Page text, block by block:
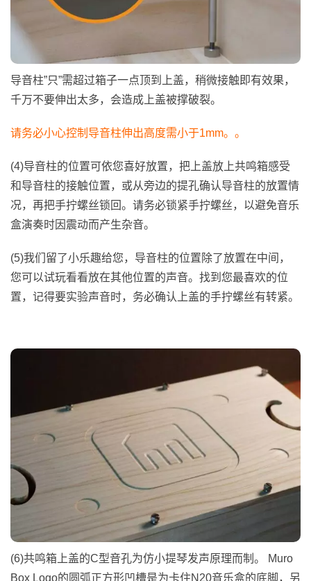
导音柱”只”需超过箱子一点顶到上盖，稍微接触即有效果，
千万不要伸出太多，会造成上盖被撑破裂。
请务必小心控制导音柱伸出高度需小于1mm。。
(4)导音柱的位置可依您喜好放置，把上盖放上共鸣箱感受
和导音柱的接触位置，或从旁边的提孔确认导音柱的放置情
况，再把手拧螺丝锁回。请务必锁紧手拧螺丝，以避免音乐
盒演奏时因震动而产生杂音。
(5)我们留了小乐趣给您，导音柱的位置除了放置在中间，
您可以试玩看看放在其他位置的声音。找到您最喜欢的位
置，记得要实验声音时，务必确认上盖的手拧螺丝有转紧。
(6)共鸣箱上盖的C型音孔为仿小提琴发声原理而制。 Muro
Box Logo的圆弧正方形凹槽是为卡住N20音乐盒的底脚，另